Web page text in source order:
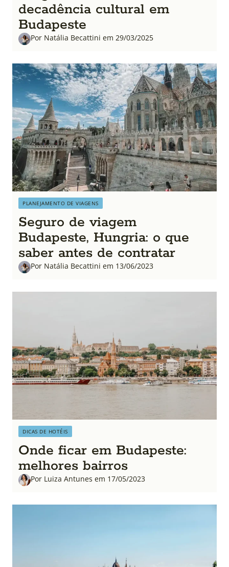
decadência cultural em
Budapeste
Por Natália Becattini em 29/03/2025
PLANEJAMENTO DE VIAGENS
Seguro de viagem
Budapeste, Hungria: o que
saber antes de contratar
Por Natália Becattini em 13/06/2023
DICAS DE HOTÉIS
Onde ficar em Budapeste:
melhores bairros
Por Luiza Antunes em 17/05/2023